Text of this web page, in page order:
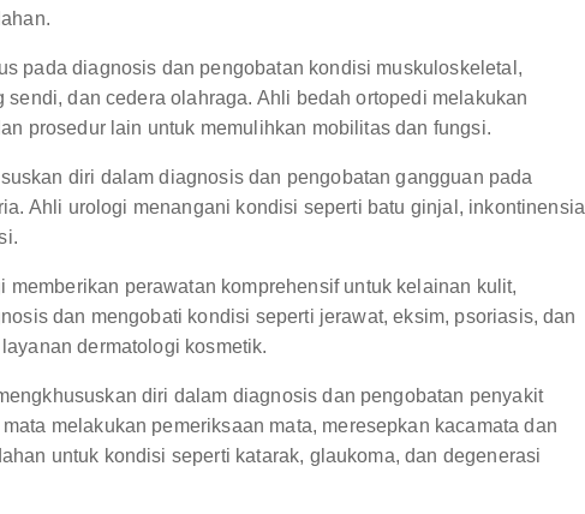
pada diagnosis dan pengobatan kondisi muskuloskeletal,
dan cedera olahraga. Ahli bedah ortopedi melakukan
prosedur lain untuk memulihkan mobilitas dan fungsi.
diri dalam diagnosis dan pengobatan gangguan pada
Ahli urologi menangani kondisi seperti batu ginjal, inkontinensia
memberikan perawatan komprehensif untuk kelainan kulit,
dan mengobati kondisi seperti jerawat, eksim, psoriasis, dan
dermatologi kosmetik.
diri dalam diagnosis dan pengobatan penyakit
melakukan pemeriksaan mata, meresepkan kacamata dan
untuk kondisi seperti katarak, glaukoma, dan degenerasi